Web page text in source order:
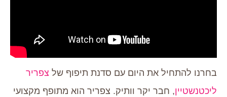
בחרנו להתחיל את היום עם סדנת תיפוף של צפריר
ליכטנשטיין, חבר יקר וותיק. צפריר הוא מתופף מקצועי